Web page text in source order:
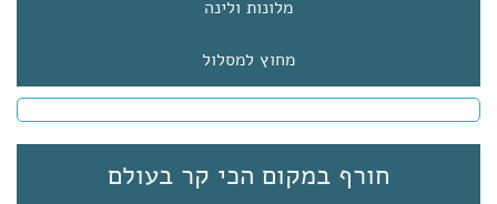
מלונות ולינה
מחוץ למסלול
חורף במקום הכי קר בעולם